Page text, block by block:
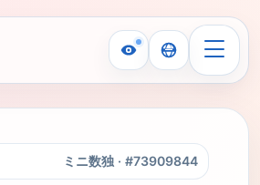
ミニ数独 · #73909844